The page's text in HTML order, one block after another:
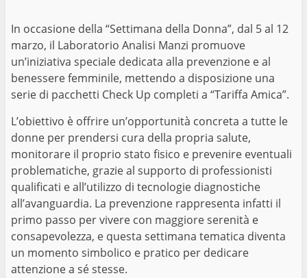
In occasione della “Settimana della Donna”, dal 5 al 12
marzo, il Laboratorio Analisi Manzi promuove
un’iniziativa speciale dedicata alla prevenzione e al
benessere femminile, mettendo a disposizione una
serie di pacchetti Check Up completi a “Tariffa Amica”.
L’obiettivo è offrire un’opportunità concreta a tutte le
donne per prendersi cura della propria salute,
monitorare il proprio stato fisico e prevenire eventuali
problematiche, grazie al supporto di professionisti
qualificati e all’utilizzo di tecnologie diagnostiche
all’avanguardia. La prevenzione rappresenta infatti il
primo passo per vivere con maggiore serenità e
consapevolezza, e questa settimana tematica diventa
un momento simbolico e pratico per dedicare
attenzione a sé stesse.